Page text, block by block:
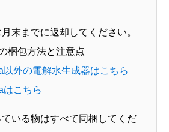
末までに返却してください。
梱包方法と注意点
以外の電解水生成器はこちら
はこちら
ている物はすべて同梱してくだ